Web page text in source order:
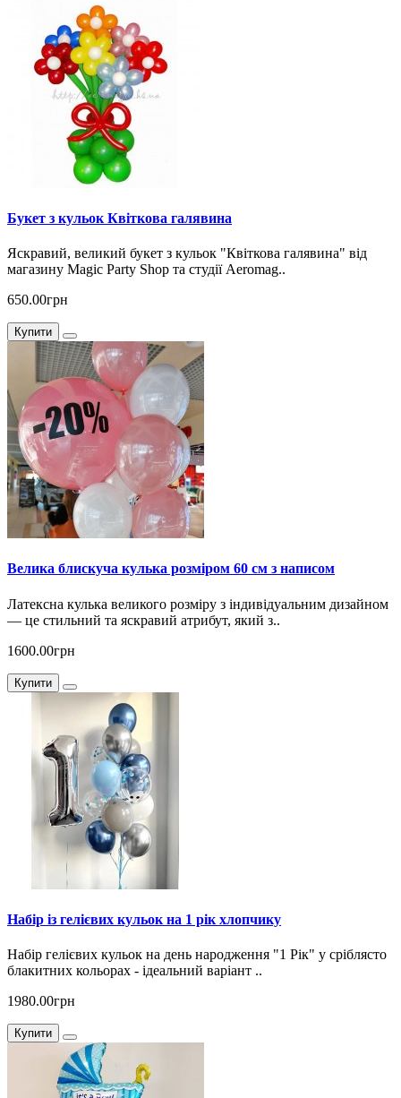
Букет з кульок Квіткова галявина
Яскравий, великий букет з кульок "Квіткова галявина" від
магазину Magic Party Shop та студії Aeromag..
650.00грн
Купити
Велика блискуча кулька розміром 60 см з написом
Латексна кулька великого розміру з індивідуальним дизайном
— це стильний та яскравий атрибут, який з..
1600.00грн
Купити
Набір із гелієвих кульок на 1 рік хлопчику
Набір гелієвих кульок на день народження "1 Рік" у сріблясто
блакитних кольорах - ідеальний варіант ..
1980.00грн
Купити